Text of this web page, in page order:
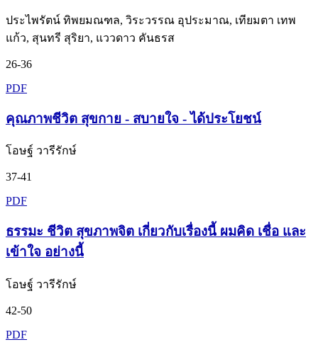
ประไพรัตน์ ทิพยมณฑล, วิระวรรณ อุประมาณ, เทียมตา เทพ
แก้ว, สุนทรี สุริยา, แววดาว คันธรส
26-36
PDF
คุณภาพชีวิต สุขกาย - สบายใจ - ได้ประโยชน์
โอษฐ์ วารีรักษ์
37-41
PDF
ธรรมะ ชีวิต สุขภาพจิต เกี่ยวกับเรื่องนี้ ผมคิด เชื่อ และ
เข้าใจ อย่างนี้
โอษฐ์ วารีรักษ์
42-50
PDF